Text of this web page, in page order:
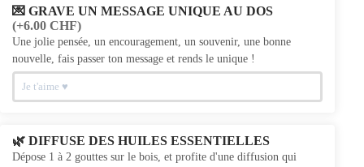
💌 GRAVE UN MESSAGE UNIQUE AU DOS
(+6.00 CHF)
Une jolie pensée, un encouragement, un souvenir, une bonne
nouvelle, fais passer ton message et rends le unique !
🌿 DIFFUSE DES HUILES ESSENTIELLES
Dépose 1 à 2 gouttes sur le bois, et profite d'une diffusion qui